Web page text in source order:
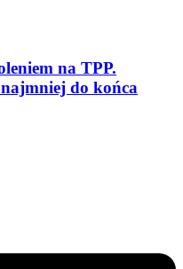
na TPP.
do końca